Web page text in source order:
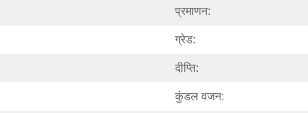
प्रमाणन:
ग्रेड:
दीप्ति:
कुंडल वजन: